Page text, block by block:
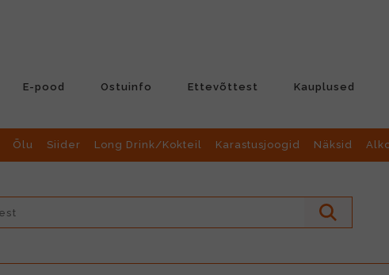
E-pood Ostuinfo Ettevõttest Kauplused
Õlu Siider Long Drink/Kokteil Karastusjoogid Näksid